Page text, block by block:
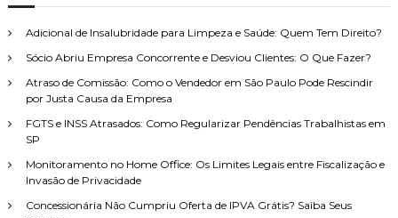
s
a
r
s
Adicional de Insalubridade para Limpeza e Saúde: Quem Tem Direito?
Sócio Abriu Empresa Concorrente e Desviou Clientes: O Que Fazer?
Atraso de Comissão: Como o Vendedor em São Paulo Pode Rescindir
por Justa Causa da Empresa
FGTS e INSS Atrasados: Como Regularizar Pendências Trabalhistas em
SP
Monitoramento no Home Office: Os Limites Legais entre Fiscalização e
Invasão de Privacidade
Concessionária Não Cumpriu Oferta de IPVA Grátis? Saiba Seus